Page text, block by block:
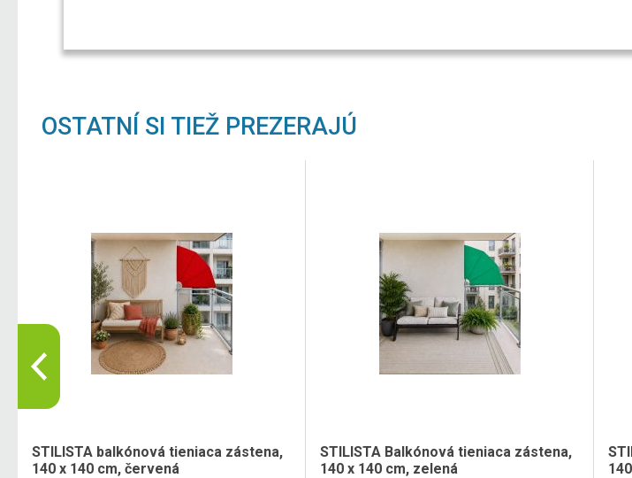
OSTATNÍ SI TIEŽ PREZERAJÚ
STILISTA balkónová tieniaca zástena,
140 x 140 cm, červená
STILISTA Balkónová tieniaca zástena,
140 x 140 cm, zelená